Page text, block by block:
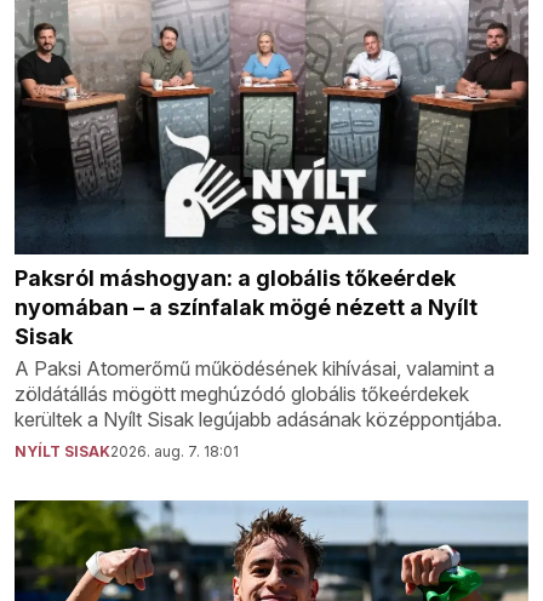
Paksról máshogyan: a globális tőkeérdek
nyomában – a színfalak mögé nézett a Nyílt
Sisak
A Paksi Atomerőmű működésének kihívásai, valamint a
zöldátállás mögött meghúzódó globális tőkeérdekek
kerültek a Nyílt Sisak legújabb adásának középpontjába.
NYÍLT SISAK2026. aug. 7. 18:01